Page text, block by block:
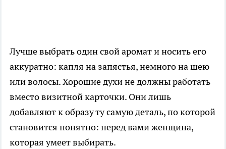
Лучше выбрать один свой аромат и носить его
аккуратно: капля на запястья, немного на шею
или волосы. Хорошие духи не должны работать
вместо визитной карточки. Они лишь
добавляют к образу ту самую деталь, по которой
становится понятно: перед вами женщина,
которая умеет выбирать.